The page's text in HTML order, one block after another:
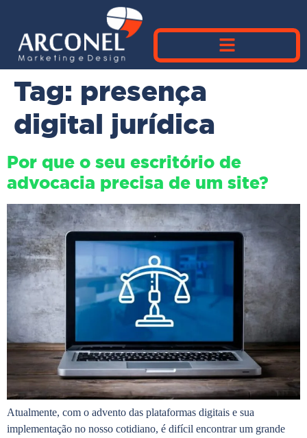
Tag: presença
digital jurídica
Por que o seu escritório de
advocacia precisa de um site?
Atualmente, com o advento das plataformas digitais e sua
implementação no nosso cotidiano, é difícil encontrar um grande